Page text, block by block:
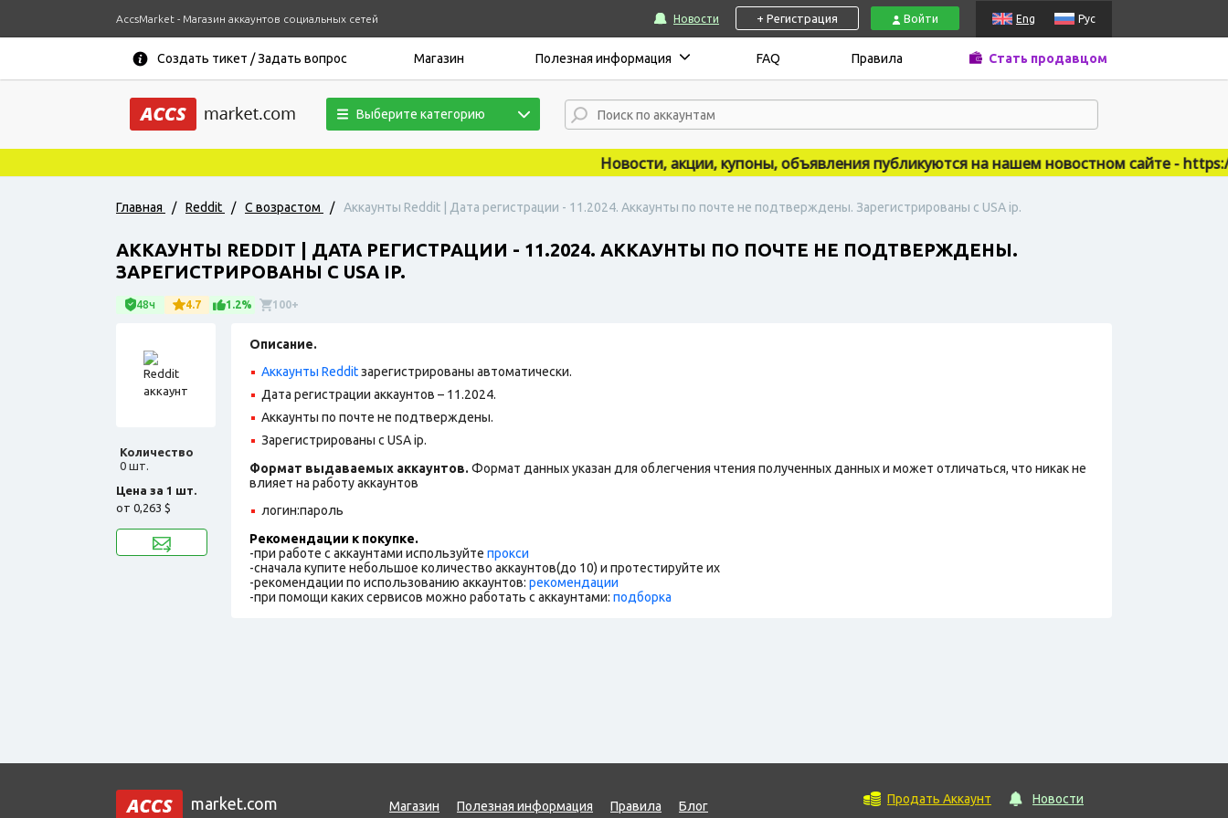
AccsMarket - Магазин аккаунтов социальных сетей Новости + Регистрация Войти Eng Рус
Создать тикет / Задать вопрос Магазин Полезная информация FAQ Правила Стать продавцом
Выберите категорию
Новости, акции, купоны, объявления публикуются на нашем новостном сайте - https://
Главная / Reddit / С возрастом / Аккаунты Reddit | Дата регистрации - 11.2024. Аккаунты по почте не подтверждены. Зарегистрированы с USA ip.
АККАУНТЫ REDDIT | ДАТА РЕГИСТРАЦИИ - 11.2024. АККАУНТЫ ПО ПОЧТЕ НЕ ПОДТВЕРЖДЕНЫ.
ЗАРЕГИСТРИРОВАНЫ С USA IP.
48ч 4.7 1.2% 100+
Количество
0 шт.
Цена за 1 шт.
от 0,263 $
Описание.
Аккаунты Redditзарегистрированы автоматически.
Дата регистрации аккаунтов – 11.2024.
Аккаунты по почте не подтверждены.
Зарегистрированы с USA ip.
Формат выдаваемых аккаунтов. Формат данных указан для облегчения чтения полученных данных и может отличаться, что никак не
влияет на работу аккаунтов
логин:пароль
Рекомендации к покупке.
-при работе с аккаунтами используйте прокси
-сначала купите небольшое количество аккаунтов(до 10) и протестируйте их
-рекомендации по использованию аккаунтов: рекомендации
-при помощи каких сервисов можно работать с аккаунтами: подборка
market.com Магазин Полезная информация Правила Блог Продать Аккаунт Новости